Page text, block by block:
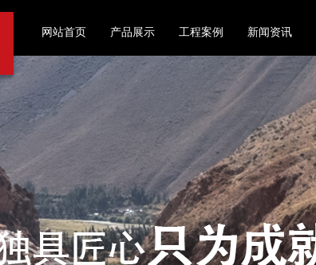
网站首页 产品展示 工程案例 新闻资讯